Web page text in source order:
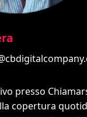
presso
copertura